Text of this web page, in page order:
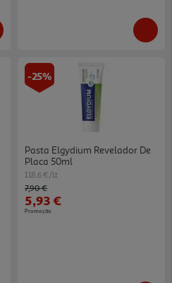
-25%
Pasta Elgydium Revelador De
Placa 50ml
118.6 €/Lt
Price reduced from
7,90 €to
5,93 €
Promoção